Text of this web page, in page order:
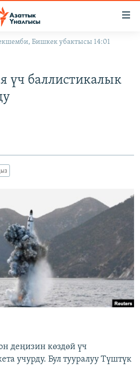
Бишкек убактысы 14:01
үч баллистикалык
деңизин көздөй үч
учурду. Бул тууралуу Түштүк